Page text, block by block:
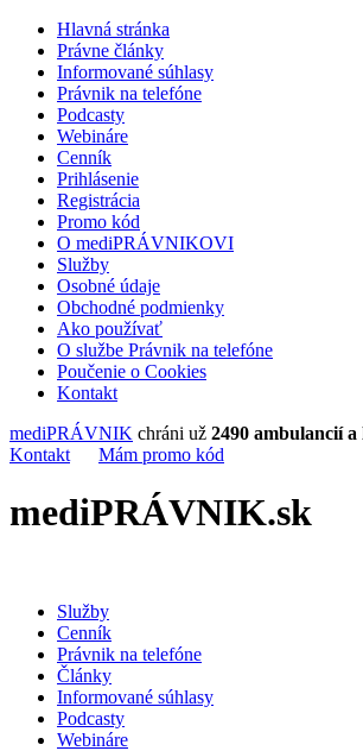
Hlavná stránka
Právne články
Informované súhlasy
Právnik na telefóne
Podcasty
Webináre
Cenník
Prihlásenie
Registrácia
Promo kód
O mediPRÁVNIKOVI
Služby
Osobné údaje
Obchodné podmienky
Ako používať
O službe Právnik na telefóne
Poučenie o Cookies
Kontakt
mediPRÁVNIK chráni už 2490 ambulancií
Kontakt
Mám promo kód
mediPRÁVNIK.sk
Služby
Cenník
Právnik na telefóne
Články
Informované súhlasy
Podcasty
Webináre